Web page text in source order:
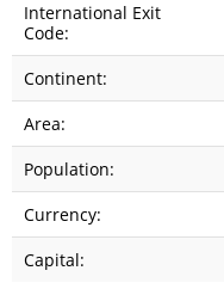
International Exit
Code:
Continent:
Area:
Population:
Currency:
Capital: